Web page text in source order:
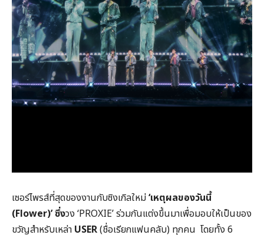
เซอร์ไพรส์ที่สุดของงานกับซิงเกิลใหม่‘เหตุผลของวันนี้
(Flower)’ ซึ่งวง ‘PROXIE’ ร่วมกันแต่งขึ้นมาเพื่อมอบให้เป็นของ
ขวัญสำหรับเหล่า USER(ชื่อเรียกแฟนคลับ) ทุกคน โดยทั้ง 6